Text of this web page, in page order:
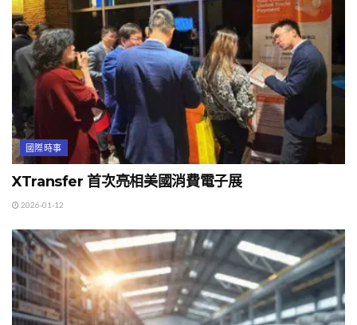
國際時事
XTransfer 首次亮相美國消費電子展
2026-01-12